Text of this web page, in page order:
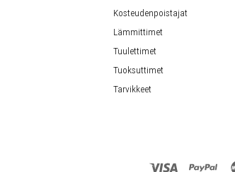
Kosteudenpoistajat
Lämmittimet
Tuulettimet
Tuoksuttimet
Tarvikkeet